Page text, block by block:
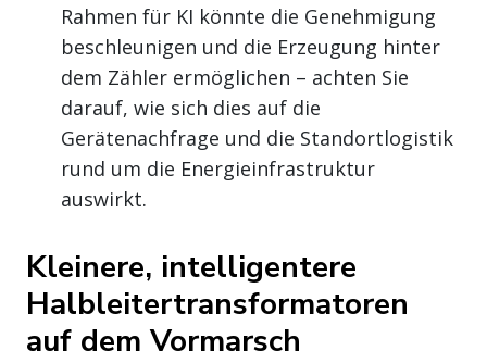
Rahmen für KI könnte die Genehmigung
beschleunigen und die Erzeugung hinter
dem Zähler ermöglichen – achten Sie
darauf, wie sich dies auf die
Gerätenachfrage und die Standortlogistik
rund um die Energieinfrastruktur
auswirkt.
Kleinere, intelligentere
Halbleitertransformatoren
auf dem Vormarsch